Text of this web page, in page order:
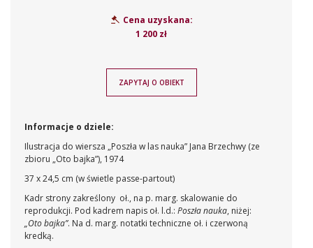
Cena uzyskana:
1 200 zł
ZAPYTAJ O OBIEKT
Informacje o dziele:
Ilustracja do wiersza „Poszła w las nauka” Jana Brzechwy (ze
zbioru „Oto bajka”), 1974
37 x 24,5 cm (w świetle passe-partout)
Kadr strony zakreślony oł., na p. marg. skalowanie do
reprodukcji. Pod kadrem napis oł. l.d.: Poszła nauka, niżej:
„Oto bajka”. Na d. marg. notatki techniczne oł. i czerwoną
kredką.